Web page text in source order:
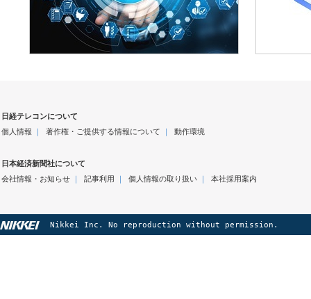
日経テレコンについて
個人情報 ｜ 著作権・ご提供する情報について ｜ 動作環境
日本経済新聞社について
会社情報・お知らせ｜ 記事利用 ｜ 個人情報の取り扱い｜ 本社採用案内
Nikkei Inc. No reproduction without permission.